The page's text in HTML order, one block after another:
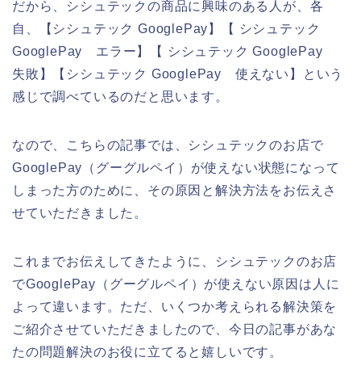
だから、シシュテックの商品に興味のある人が、各
自、【シシュテック GooglePay】【 シシュテック
GooglePay エラー】【 シシュテック GooglePay
失敗】【シシュテック GooglePay 使えない】という
感じで調べているのだと思います。
なので、こちらの記事では、シシュテックのお店で
GooglePay（グーグルペイ）が使えない状態になって
しまった方のために、その原因と解決方法をお伝えさ
せていただきました。
これまでお伝えしてきたように、シシュテックのお店
でGooglePay（グーグルペイ）が使えない原因は人に
よって違います。ただ、いくつか考えられる解決策を
ご紹介させていただきましたので、今日の記事があな
たの問題解決のお役に立てると嬉しいです。